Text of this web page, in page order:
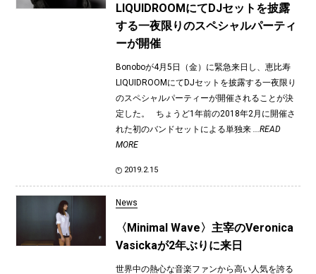
LIQUIDROOMにてDJセットを披露
する一夜限りのスペシャルパーティ
ーが開催
Bonoboが4月5日（金）に緊急来日し、恵比寿
LIQUIDROOMにてDJセットを披露する一夜限り
のスペシャルパーティーが開催されることが決
定した。 ちょうど1年前の2018年2月に開催さ
れた初のバンドセットによる単独来
...READ
MORE
2019.2.15
News
〈Minimal Wave〉主宰のVeronica
Vasickaが2年ぶりに来日
世界中の熱心な音楽ファンから高い人気を誇る